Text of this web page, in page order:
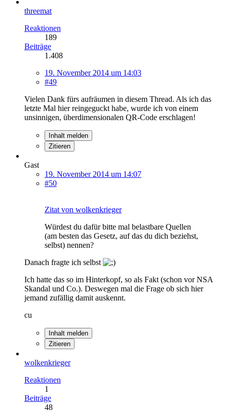
threemat
Reaktionen
189
Beiträge
1.408
19. November 2014 um 14:03
#49
Vielen Dank fürs aufräumen in diesem Thread. Als ich das
letzte Mal hier reingeguckt habe, wurde ich von einem
unsinnigen, überdimensionalen QR-Code erschlagen!
Inhalt melden
Zitieren
Gast
19. November 2014 um 14:07
#50
Zitat von wolkenkrieger
Würdest du dafür bitte mal belastbare Quellen
(am besten das Gesetz, auf das du dich beziehst,
selbst) nennen?
Danach fragte ich selbst
Ich hatte das so im Hinterkopf, so als Fakt (schon vor NSA
Skandal und Co.). Deswegen mal die Frage ob sich hier
jemand zufällig damit auskennt.
cu
Inhalt melden
Zitieren
wolkenkrieger
Reaktionen
1
Beiträge
48